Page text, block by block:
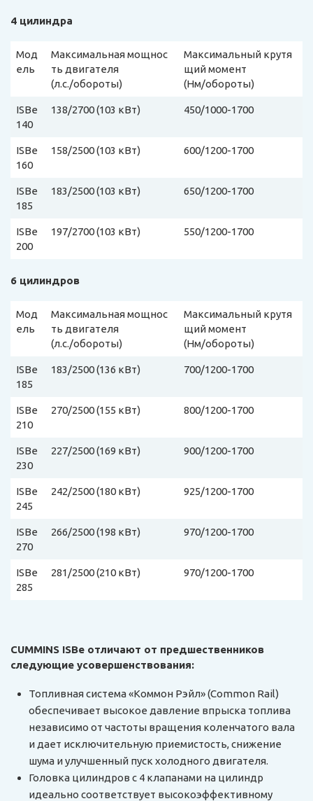
4 цилиндра
Мод
ель
Максимальная мощнос
ть двигателя
(л.с./обороты)
Максимальный крутя
щий момент
(Нм/обороты)
ISBe
140
138/2700 (103 кВт) 450/1000-1700
ISBe
160
158/2500 (103 кВт) 600/1200-1700
ISBe
185
183/2500 (103 кВт) 650/1200-1700
ISBe
200
197/2700 (103 кВт) 550/1200-1700
6 цилиндров
Мод
ель
Максимальная мощнос
ть двигателя
(л.с./обороты)
Максимальный крутя
щий момент
(Нм/обороты)
ISBe
185
183/2500 (136 кВт) 700/1200-1700
ISBe
210
270/2500 (155 кВт) 800/1200-1700
ISBe
230
227/2500 (169 кВт) 900/1200-1700
ISBe
245
242/2500 (180 кВт) 925/1200-1700
ISBe
270
266/2500 (198 кВт) 970/1200-1700
ISBe
285
281/2500 (210 кВт) 970/1200-1700
CUMMINS ISBe отличают от предшественников
следующие усовершенствования:
Топливная система «Коммон Рэйл» (Common Rail)
обеспечивает высокое давление впрыска топлива
независимо от частоты вращения коленчатого вала
и дает исключительную приемистость, снижение
шума и улучшенный пуск холодного двигателя.
Головка цилиндров с 4 клапанами на цилиндр
идеально соответствует высокоэффективному